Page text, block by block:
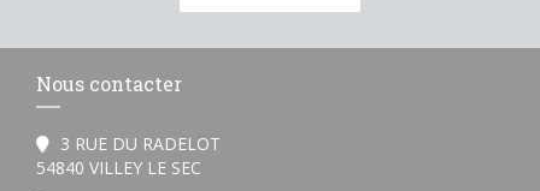
Nous contacter
3 RUE DU RADELOT
54840 VILLEY LE SEC